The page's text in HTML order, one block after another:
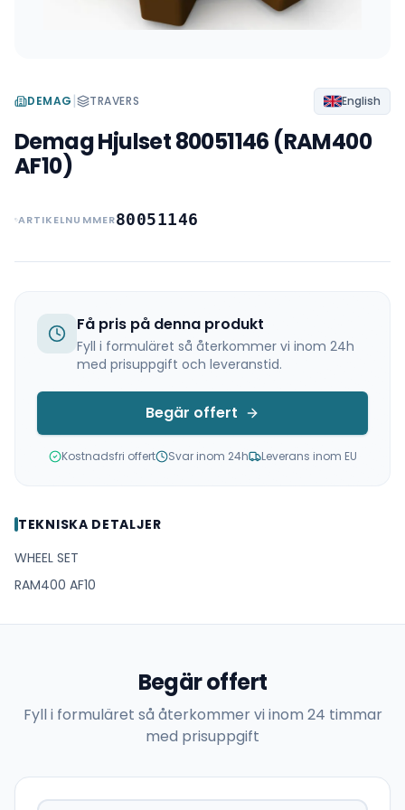
DEMAG | TRAVERS English
Demag Hjulset 80051146 (RAM400
AF10)
ARTIKELNUMMER80051146
Få pris på denna produkt
Fyll i formuläret så återkommer vi inom 24h
med prisuppgift och leveranstid.
Begär offert
Kostnadsfri offert Svar inom 24h Leverans inom EU
TEKNISKA DETALJER
WHEEL SET
RAM400 AF10
Begär offert
Fyll i formuläret så återkommer vi inom 24 timmar
med prisuppgift